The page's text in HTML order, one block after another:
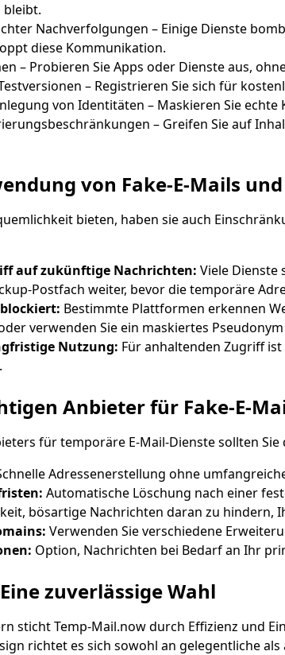
bleibt.
Nachverfolgungen – Einige Dienste
diese Kommunikation.
– Probieren Sie Apps oder Dienste aus,
– Registrieren Sie sich für
von Identitäten – Maskieren Sie
– Greifen Sie auf
von Fake-E-Mails
bieten, haben sie auch
auf zukünftige Nachrichten: Viele Dienste
Postfach weiter, bevor die temporäre
Bestimmte Plattformen erkennen
verwenden Sie ein maskiertes
Nutzung: Für anhaltenden Zugriff
Anbieter für Fake-E-
für temporäre E-Mail-Dienste sollten
Adressenerstellung ohne
Automatische Löschung nach einer
bösartige Nachrichten daran zu hindern,
Verwenden Sie verschiedene
Option, Nachrichten bei Bedarf an Ihr
zuverlässige Wahl
sticht Temp-Mail.now durch Effizienz und
richtet es sich sowohl an gelegentliche